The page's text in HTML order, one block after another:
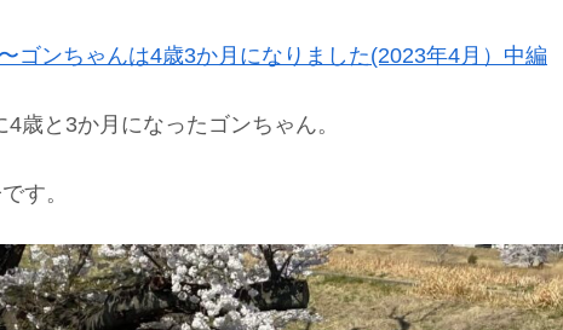
ゴンちゃんは4歳3か月になりました(2023年4月）中編
歳と3か月になったゴンちゃん。
す。